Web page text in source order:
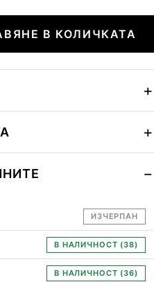
В КОЛИЧКАТА
ИЗЧЕРПАН
В НАЛИЧНОСТ (38)
В НАЛИЧНОСТ (36)